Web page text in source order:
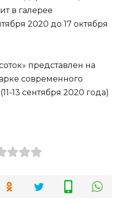
в галерее
2020 до 17 октября
представлен на
современного
11-13 сентября 2020 года)